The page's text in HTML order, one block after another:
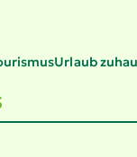
Urlaub